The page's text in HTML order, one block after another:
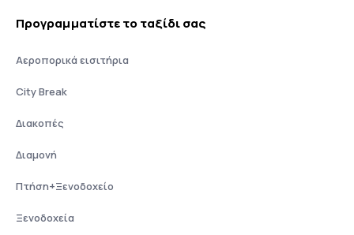
Προγραμματίστε το ταξίδι σας
Αεροπορικά εισιτήρια
City Break
Διακοπές
Διαμονή
Πτήση+Ξενοδοχείο
Ξενοδοχεία